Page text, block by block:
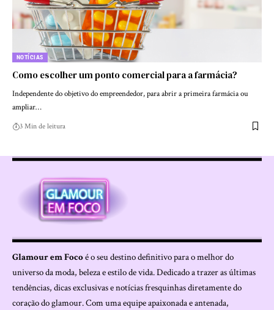
NOTÍCIAS
Como escolher um ponto comercial para a farmácia?
Independente do objetivo do empreendedor, para abrir a primeira farmácia ou
ampliar…
3 Min de leitura
Glamour em Focoé o seu destino definitivo para o melhor do
universo da moda, beleza e estilo de vida. Dedicado a trazer as últimas
tendências, dicas exclusivas e notícias fresquinhas diretamente do
coração do glamour. Com uma equipe apaixonada e antenada,